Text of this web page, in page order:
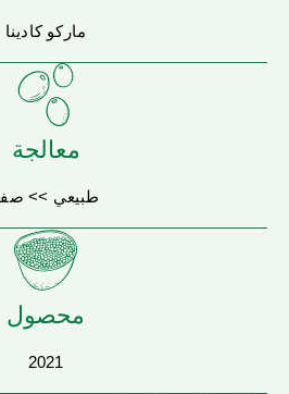
ماركو كادينا
معالجة
طبيعي >>
محصول
2021